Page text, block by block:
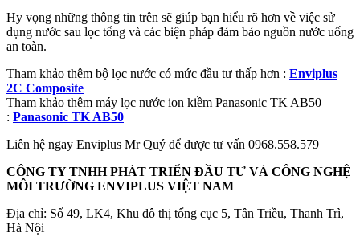
Hy vọng những thông tin trên sẽ giúp bạn hiểu rõ hơn về việc sử
dụng nước sau lọc tổng và các biện pháp đảm bảo nguồn nước uống
an toàn.
Tham khảo thêm bộ lọc nước có mức đầu tư thấp hơn : Enviplus
2C Composite
Tham khảo thêm máy lọc nước ion kiềm Panasonic TK AB50
: Panasonic TK AB50
Liên hệ ngay Enviplus Mr Quý để được tư vấn 0968.558.579
CÔNG TY TNHH PHÁT TRIỂN ĐẦU TƯ VÀ CÔNG NGHỆ
MÔI TRƯỜNG ENVIPLUS VIỆT NAM
Địa chỉ: Số 49, LK4, Khu đô thị tổng cục 5, Tân Triều, Thanh Trì,
Hà Nội